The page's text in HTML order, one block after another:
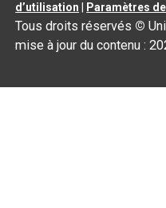
d’utilisation
Paramètres
Tous droits réservés ©
mise à jour du contenu :